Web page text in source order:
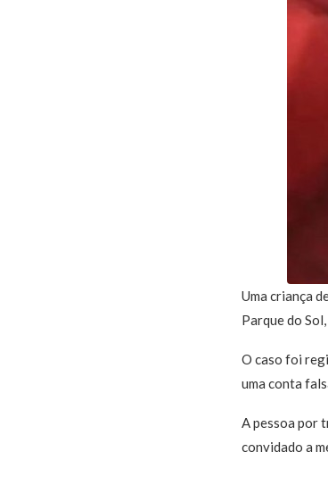
Uma criança
Parque do
O caso foi
uma conta
A pessoa por
convidado a